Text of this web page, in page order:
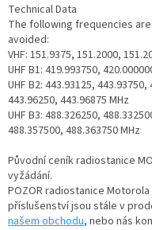
Technical Data
The following frequencies
avoided:
VHF: 151.9375, 151.2000,
UHF B1: 419.993750,
UHF B2: 443.93125,
443.96250, 443.96875 MHz
UHF B3: 488.326250,
488.357500, 488.363750 MHz
Původní ceník radiostanice
vyžádání.
POZOR radiostanice
příslušenství jsou stále v
našem obchodu, nebo nás